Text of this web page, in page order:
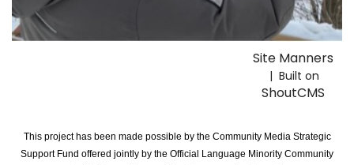
Site Manners
| Built on
ShoutCMS
This project has been made possible by the Community Media Strategic
Support Fund offered jointly by the Official Language Minority Community